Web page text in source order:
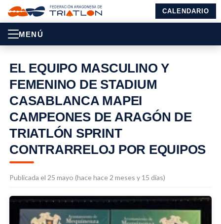
CALENDARIO
MENÚ
EL EQUIPO MASCULINO Y
FEMENINO DE STADIUM
CASABLANCA MAPEI
CAMPEONES DE ARAGÓN DE
TRIATLÓN SPRINT
CONTRARRELOJ POR EQUIPOS
Publicada el 25 mayo (hace hace 2 meses y 15 días)